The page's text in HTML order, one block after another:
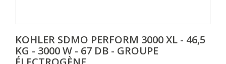
KOHLER SDMO PERFORM 3000 XL - 46,5
KG - 3000 W - 67 DB - GROUPE